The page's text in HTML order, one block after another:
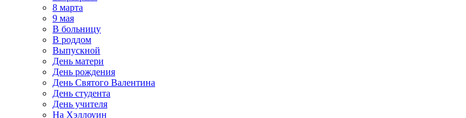
8 марта
9 мая
В больницу
В роддом
Выпускной
День матери
День рождения
День Святого Валентина
День студента
День учителя
На Хэллоуин